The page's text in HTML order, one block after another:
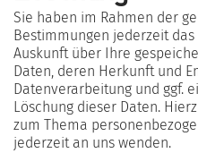
Sie haben im Rahmen der
Bestimmungen jederzeit
Auskunft über Ihre
Daten, deren Herkunft und
Datenverarbeitung und ggf.
Löschung dieser Daten.
zum Thema
jederzeit an uns wenden.